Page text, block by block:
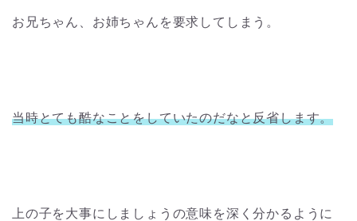
お兄ちゃん、お姉ちゃんを要求してしまう。
当時とても酷なことをしていたのだなと反省します。
上の子を大事にしましょうの意味を深く分かるように